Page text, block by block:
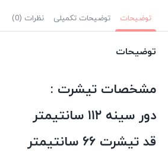
توضیحات توضیحات تکمیلی نظرات (0)
توضیحات
مشخصات تیشرت :
دور سینه ۱۱۲ سانتیمتر
قد تیشرت ۶۶ سانتیمتر